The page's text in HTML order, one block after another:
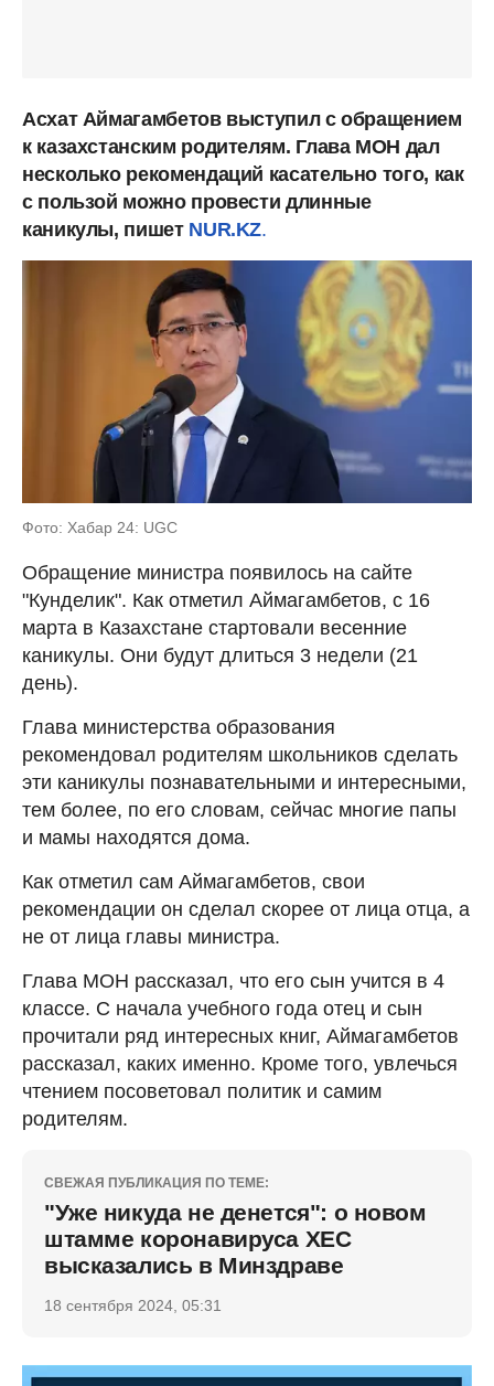
Асхат Аймагамбетов выступил с обращением
к казахстанским родителям. Глава МОН дал
несколько рекомендаций касательно того, как
с пользой можно провести длинные
каникулы, пишет NUR.KZ.
Фото: Хабар 24: UGC
Обращение министра появилось на сайте
"Кунделик". Как отметил Аймагамбетов, с 16
марта в Казахстане стартовали весенние
каникулы. Они будут длиться 3 недели (21
день).
Глава министерства образования
рекомендовал родителям школьников сделать
эти каникулы познавательными и интересными,
тем более, по его словам, сейчас многие папы
и мамы находятся дома.
Как отметил сам Аймагамбетов, свои
рекомендации он сделал скорее от лица отца, а
не от лица главы министра.
Глава МОН рассказал, что его сын учится в 4
классе. С начала учебного года отец и сын
прочитали ряд интересных книг, Аймагамбетов
рассказал, каких именно. Кроме того, увлечься
чтением посоветовал политик и самим
родителям.
СВЕЖАЯ ПУБЛИКАЦИЯ ПО ТЕМЕ:
"Уже никуда не денется": о новом
штамме коронавируса ХЕС
высказались в Минздраве
18 сентября 2024, 05:31